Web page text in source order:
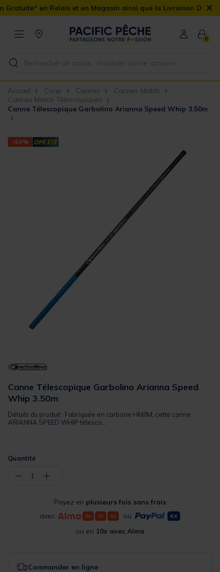
et en Magasin ainsi que la Livraison Domicile offerte dès
×
0
Accueil Coup Cannes
Cannes Match
Cannes Match Télescopiques
Canne Télescopique Garbolino Arianna Speed Whip 3.50m
-50%
Canne Télescopique Garbolino Arianna Speed
Whip 3.50m
Détails du produit : Fabriquée en carbone HM/IM, cette canne
ARIANNA SPEED WHIP télesco...
Quantité
− 1 +
Payez en plusieurs fois sans frais
avec
ou
ou en 10x avec Alma
Commander en ligne